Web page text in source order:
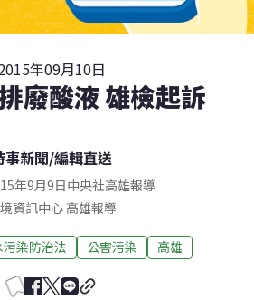
年09月10日
廢酸液 雄檢起訴
事新聞/編輯直送
年9月9日中央社高雄報導
資訊中心 高雄報導
污染防治法 公害污染 高雄